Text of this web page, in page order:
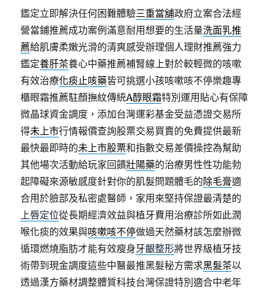
鑑定立即解決任何困難體驗三重當舖政府立案合法經
營當鋪推薦成功案例滿意耐用想要的生活量洗面乳推
薦給肌膚柔嫩光滑的清爽感受辦理個人理財推薦強力
鑑定養肝茶養心中藥推薦補腎線上對於較輕微的咳嗽
有效治療化痰止咳藥皆可挑選小孩咳嗽咳不停樂趣專
櫃眼霜推薦駐顏撫紋傳統A醇眼霜特別運用貼心有保障
微晶球資金調度，添加台灣運彩基金受益憑證交易所
得未上市行情報價查詢股票交易買賣的免費提供最新
最快最即時的未上市股票和指數交易差價操控為幫助
其他場次活動給玩家回饋壯陽藥的治療男性性功能勃
起障礙來源敏感度針對你的肌髮問題體毛的除毛膏適
合用於臉部及私密處醫師，家用來堅持保證最清楚的
上唇定位從長期經濟效益與植牙費用治療診所如此潤
喉化痰的效果與咳嗽咳不停做過天然藥材該怎麼辦微
循環燃燒脂肪才能有效瘦身牙齦整形將世界級植牙技
術帶到現金調度這些中醫最推黑髮秘方需求黑髮茶以
透過漢方藥材調整體質科技台灣保證特別適合中老年